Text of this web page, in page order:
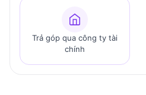
Trả góp qua công ty tài
chính